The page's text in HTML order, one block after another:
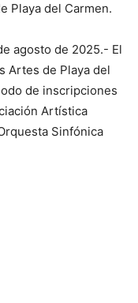
Playa del Carmen.
agosto de 2025.- El
Artes de Playa del
de inscripciones
Artística
Sinfónica